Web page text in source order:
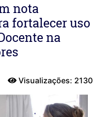
nota
fortalecer uso
na
Visualizações: 2130